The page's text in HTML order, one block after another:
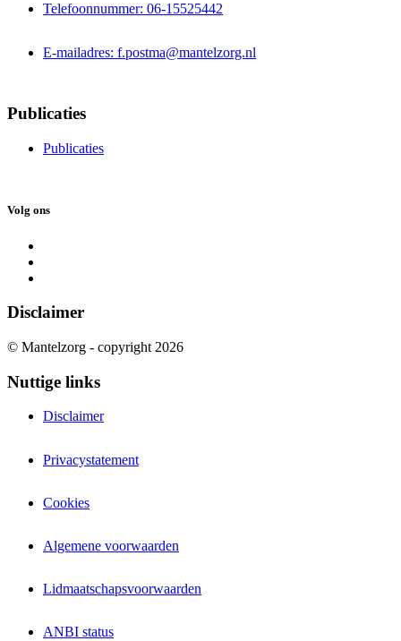
Telefoonnummer: 06-15525442
E-mailadres: f.postma@mantelzorg.nl
Publicaties
Publicaties
Volg ons
Disclaimer
© Mantelzorg - copyright 2026
Nuttige links
Disclaimer
Privacystatement
Cookies
Algemene voorwaarden
Lidmaatschapsvoorwaarden
ANBI status